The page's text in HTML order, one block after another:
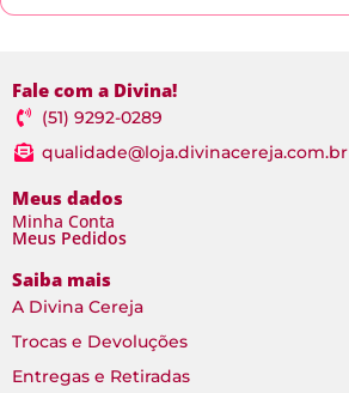
Fale com a Divina!
(51) 9292-0289
qualidade@loja.divinacereja.com.br
Meus dados
Minha Conta
Meus Pedidos
Saiba mais
A Divina Cereja
Trocas e Devoluções
Entregas e Retiradas